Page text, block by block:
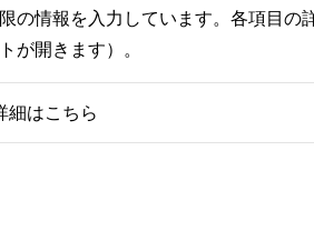
の情報を入力しています。各項目の
が開きます）。
細はこちら